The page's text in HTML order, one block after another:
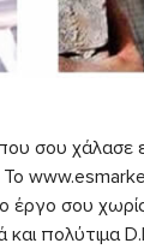
σου χάλασε
Το
σου χωρίς
και